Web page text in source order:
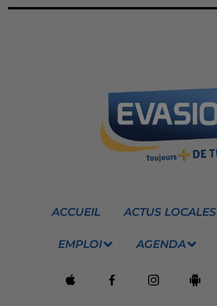
ACCUEIL ACTUS LOCALES
EMPLOI AGENDA